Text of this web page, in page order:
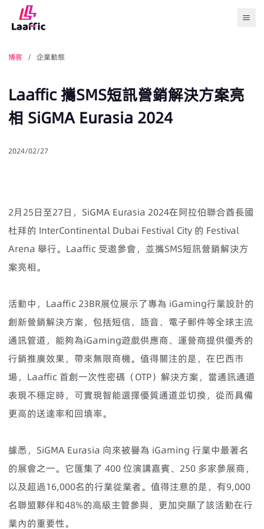
博客 / 企業動態
Laaffic 攜SMS短訊營銷解決方案亮
相 SiGMA Eurasia 2024
2024/02/27
2月25日至27日，SiGMA Eurasia 2024在阿拉伯聯合酋長國
杜拜的 InterContinental Dubai Festival City 的 Festival
Arena 舉行。Laaffic 受邀參會，並攜SMS短訊營銷解決方
案亮相。
活動中，Laaffic 23BR展位展示了專為 iGaming行業設計的
創新營銷解決方案，包括短信、語音、電子郵件等全球主流
通訊管道，能夠為iGaming遊戲供應商、運營商提供優秀的
行銷推廣效果，帶來無限商機。值得關注的是，在巴西市
場，Laaffic 首創一次性密碼（OTP）解決方案，當通訊通道
表現不穩定時，可實現智能選擇優質通道並切換，從而具備
更高的送達率和回填率。
據悉，SiGMA Eurasia 向來被譽為 iGaming 行業中最著名
的展會之一。它匯集了 400 位演講嘉賓、250 多家參展商，
以及超過16,000名的行業從業者。值得注意的是，有9,000
名聯盟夥伴和48%的高級主管參與，更加突顯了該活動在行
業內的重要性。